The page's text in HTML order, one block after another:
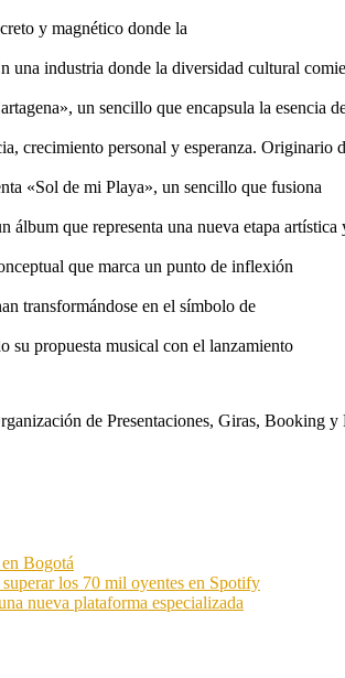
y magnético donde la
una industria donde la diversidad cultural
un sencillo que encapsula la esencia
crecimiento personal y esperanza. Originario
«Sol de mi Playa», un sencillo que fusiona
que representa una nueva etapa artística
que marca un punto de inflexión
transformándose en el símbolo de
su propuesta musical con el lanzamiento
de Presentaciones, Giras, Booking
Bogotá
los 70 mil oyentes en Spotify
nueva plataforma especializada